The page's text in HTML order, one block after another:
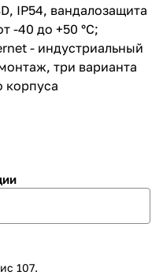
IP54, вандалозащита
-40 до +50 °С;
- индустриальный
три варианта
корпуса
107.